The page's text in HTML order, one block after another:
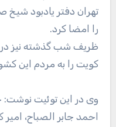
تهران دفتر یادبود شیخ
را امضا کرد.
ظریف شب گذشته نیز در
کویت را به مردم این
وی در این توئیت
احمد جابر الصباح،‌